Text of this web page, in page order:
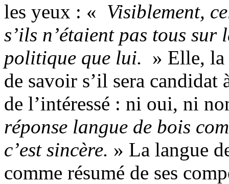
les yeux : « Visiblement,
s’ils n’étaient pas tous sur
politique que lui. » Elle, la
de savoir s’il sera candidat
de l’intéressé : ni oui, ni
réponse langue de bois
c’est sincère. » La langue
comme résumé de ses